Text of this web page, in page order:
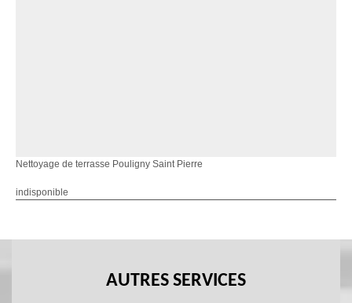
Nettoyage de terrasse Pouligny Saint Pierre
indisponible
AUTRES SERVICES